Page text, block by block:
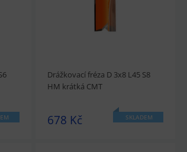
Drážkovací fréza D 3x8 L45 S8
HM krátká CMT
678 Kč SKLADEM